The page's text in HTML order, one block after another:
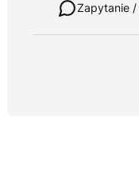
Zapytanie /